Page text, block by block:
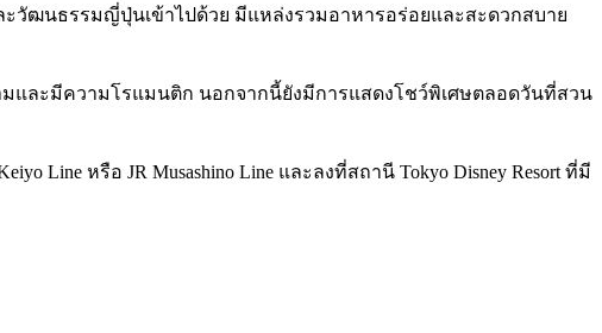
วัฒนธรรมญี่ปุ่นเข้าไปด้วย มีแหล่งรวมอาหารอร่อยและสะดวกสบาย
มและมีความโรแมนติก นอกจากนี้ยังมีการแสดงโชว์พิเศษตลอดวันที่สวน
Line หรือ JR Musashino Line และลงที่สถานี Tokyo Disney Resort ที่มี